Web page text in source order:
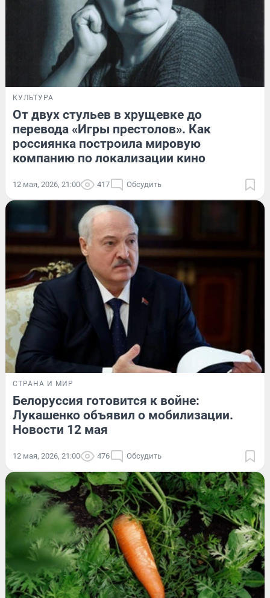
КУЛЬТУРА
От двух стульев в хрущевке до
перевода «Игры престолов». Как
россиянка построила мировую
компанию по локализации кино
12 мая, 2026, 21:00 417 Обсудить
СТРАНА И МИР
Белоруссия готовится к войне:
Лукашенко объявил о мобилизации.
Новости 12 мая
12 мая, 2026, 21:00 476 Обсудить